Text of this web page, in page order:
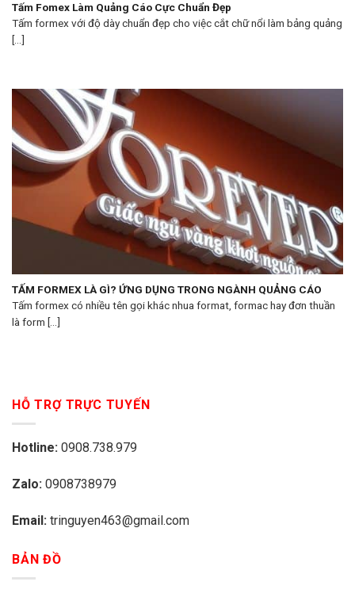
Tấm Fomex Làm Quảng Cáo Cực Chuẩn Đẹp
Tấm formex với độ dày chuẩn đẹp cho việc cắt chữ nổi làm bảng quảng
[...]
TẤM FORMEX LÀ GÌ? ỨNG DỤNG TRONG NGÀNH QUẢNG CÁO
Tấm formex có nhiều tên gọi khác nhua format, formac hay đơn thuần
là form [...]
HỖ TRỢ TRỰC TUYẾN
Hotline: 0908.738.979
Zalo: 0908738979
Email: tringuyen463@gmail.com
BẢN ĐỒ